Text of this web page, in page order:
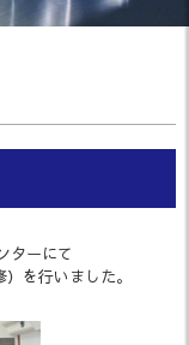
ターにて
を行いました。